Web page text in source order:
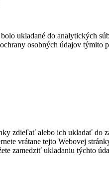
ukladané do analytických
osobných údajov
zdieľať alebo ich ukladať do
vrátane tejto Webovej
zamedziť ukladaniu týchto